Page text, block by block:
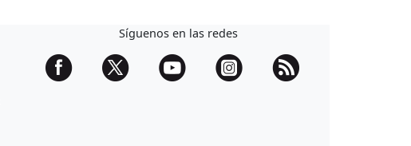
Síguenos en las redes